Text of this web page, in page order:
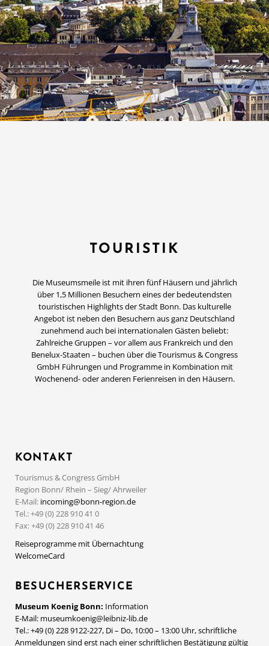
TOURISTIK
Die Museumsmeile ist mit ihren fünf Häusern und jährlich
über 1,5 Millionen Besuchern eines der bedeutendsten
touristischen Highlights der Stadt Bonn. Das kulturelle
Angebot ist neben den Besuchern aus ganz Deutschland
zunehmend auch bei internationalen Gästen beliebt:
Zahlreiche Gruppen – vor allem aus Frankreich und den
Benelux-Staaten – buchen über die Tourismus & Congress
GmbH Führungen und Programme in Kombination mit
Wochenend- oder anderen Ferienreisen in den Häusern.
KONTAKT
Tourismus & Congress GmbH
Region Bonn/ Rhein – Sieg/ Ahrweiler
E-Mail: incoming@bonn-region.de
Tel.: +49 (0) 228 910 41 0
Fax: +49 (0) 228 910 41 46
Reiseprogramme mit Übernachtung
WelcomeCard
BESUCHERSERVICE
Museum Koenig Bonn: Information
E-Mail: museumkoenig@leibniz-lib.de
Tel.: +49 (0) 228 9122-227, Di – Do, 10:00 – 13:00 Uhr, schriftliche
Anmeldungen sind erst nach einer schriftlichen Bestätigung gültig